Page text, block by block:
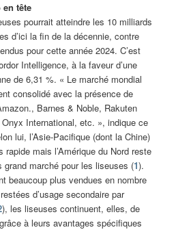
en tête
pourrait atteindre les 10 milliards
d’ici la fin de la décennie, contre
pour cette année 2024. C’est
Intelligence, à la faveur d’une
de 6,31 %. « Le marché mondial
consolidé avec la présence de
Barnes & Noble, Rakuten
International, etc. », indique ce
lui, l’Asie-Pacifique (dont la Chine)
mais l’Amérique du Nord reste
grand marché pour les liseuses (1).
beaucoup plus vendues en nombre
d’usage secondaire par
), les liseuses continuent, elles, de
à leurs avantages spécifiques